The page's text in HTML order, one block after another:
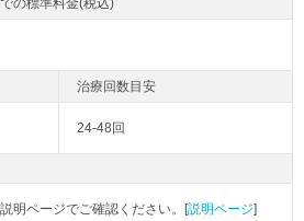
24-48回
明ページでご確認ください。[説明ページ]